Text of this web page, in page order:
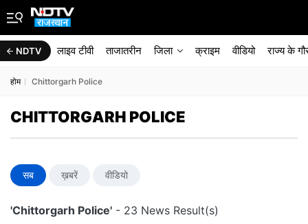
NDTV लाइव टीवी ताजातरीन जिला क्राइम वीडियो राज्‍य के
होम Chittorgarh Police
CHITTORGARH POLICE
सब ख़बरें वीडियो
'Chittorgarh Police' - 23 News Result(s)